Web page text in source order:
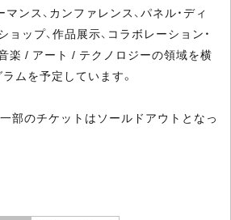
ンス、カンファレンス、パネル・ディ
ョップ、作品展示、コラボレーション・
楽 / アート / テクノロジーの領域を横
ムを予定しています。
部のチケットはソールドアウトとなっ